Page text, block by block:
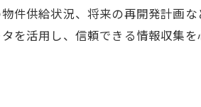
不動産で土地購入時の注意す
更地不動産の特性と購入メリ
件供給状況、将来の再開発計画
を活用し、信頼できる情報収集を